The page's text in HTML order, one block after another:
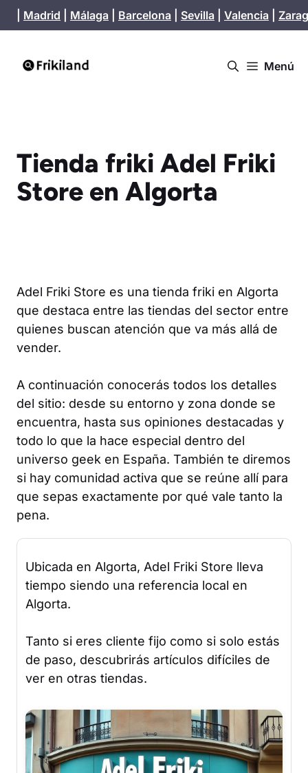
Saltar
al
Madrid Málaga Barcelona Sevilla Valencia
Menú
Tienda friki Adel Friki
Store en Algorta
Adel Friki Store es una tienda friki en Algorta
que destaca entre las tiendas del sector entre
quienes buscan atención que va más allá de
vender.
A continuación conocerás todos los detalles
del sitio: desde su entorno y zona donde se
encuentra, hasta sus opiniones destacadas y
todo lo que la hace especial dentro del
universo geek en España. También te diremos
si hay comunidad activa que se reúne allí para
que sepas exactamente por qué vale tanto la
pena.
Ubicada en Algorta, Adel Friki Store lleva
tiempo siendo una referencia local en
Algorta.
Tanto si eres cliente fijo como si solo estás
de paso, descubrirás artículos difíciles de
ver en otras tiendas.